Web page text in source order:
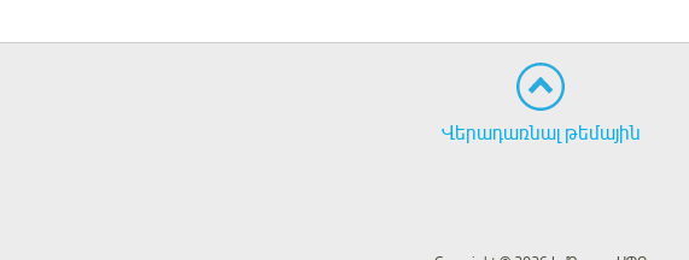
Վերադառնալ թեմային